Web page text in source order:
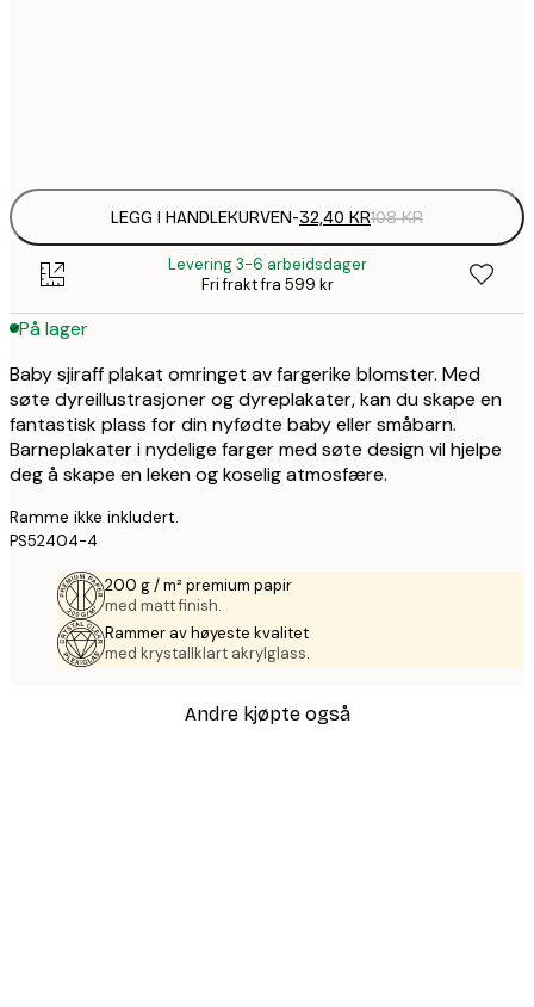
LEGG I HANDLEKURVEN-32,40 KR108 KR
Levering 3-6 arbeidsdager
Fri frakt fra 599 kr
På lager
Baby sjiraff plakat omringet av fargerike blomster. Med
søte dyreillustrasjoner og dyreplakater, kan du skape en
fantastisk plass for din nyfødte baby eller småbarn.
Barneplakater i nydelige farger med søte design vil hjelpe
deg å skape en leken og koselig atmosfære.
Ramme ikke inkludert.
PS52404-4
200 g / m² premium papir
med matt finish.
Rammer av høyeste kvalitet
med krystallklart akrylglass.
Andre kjøpte også